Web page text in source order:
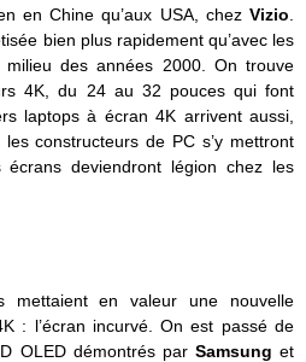
en Chine qu’aux USA, chez Vizio
bien plus rapidement qu’avec les
des années 2000. On trouve
4K, du 24 au 32 pouces qui font
laptops à écran 4K arrivent aussi,
les constructeurs de PC s’y mettront
deviendront légion chez les
mettaient en valeur une nouvelle
: l’écran incurvé. On est passé de
OLED démontrés par Samsung et